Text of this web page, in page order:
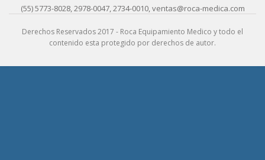
(55) 5773-8028, 2978-0047, 2734-0010, ventas@roca-medica.com
Derechos Reservados 2017 - Roca Equipamiento Medico y todo el
contenido esta protegido por derechos de autor.